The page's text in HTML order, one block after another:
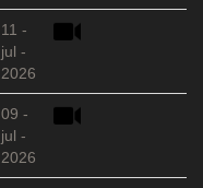
11 -
jul -
2026
09 -
jul -
2026